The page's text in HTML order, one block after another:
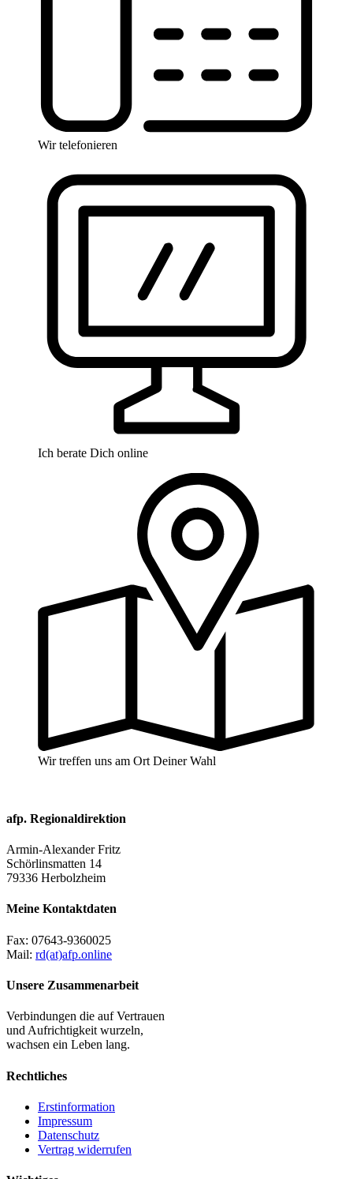
Wir telefonieren
Ich berate Dich online
Wir treffen uns am Ort Deiner Wahl
afp. Regionaldirektion
Armin-Alexander Fritz
Schörlinsmatten 14
79336 Herbolzheim
Meine Kontaktdaten
Fax: 07643-9360025
Mail: rd(at)afp.online
Unsere Zusammenarbeit
Verbindungen die auf Vertrauen
und Aufrichtigkeit wurzeln,
wachsen ein Leben lang.
Rechtliches
Erstinformation
Impressum
Datenschutz
Vertrag widerrufen